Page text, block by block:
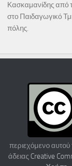
Κασκαμανίδης από
στο Παιδαγωγικό
πόλης.
περιεχόμενο αυτού
άδειας Creative